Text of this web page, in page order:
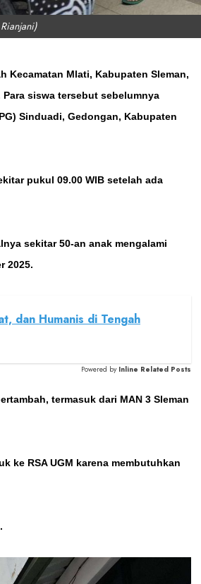
Kecamatan Mlati, Kabupaten Sleman,
siswa tersebut sebelumnya
Sinduadi, Gedongan, Kabupaten
pukul 09.00 WIB setelah ada
sekitar 50-an anak mengalami
2025.
dan Humanis di Tengah
Powered by Inline Related Posts
termasuk dari MAN 3 Sleman
ke RSA UGM karena membutuhkan